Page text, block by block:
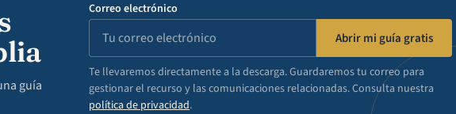
guía
Correo electrónico
Abrir mi guía gratis
Te llevaremos directamente a la descarga. Guardaremos tu correo para
gestionar el recurso y las comunicaciones relacionadas. Consulta nuestra
política de privacidad.